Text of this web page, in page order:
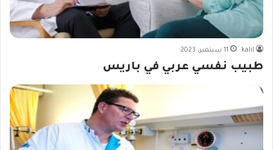
kalil 11 سبتمبر، 2023
طبيب نفسي عربي في باريس